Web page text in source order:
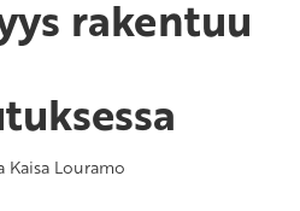
rakentuu
Kaisa Louramo